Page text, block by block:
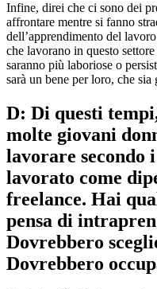
Infine, direi che ci sono dei
affrontare mentre si fanno
dell’apprendimento del
che lavorano in questo
saranno più laboriose o
sarà un bene per loro, che sia
D: Di questi
molte giovani
lavorare
lavorato come
freelance. Hai
pensa di
Dovrebbero
Dovrebbero